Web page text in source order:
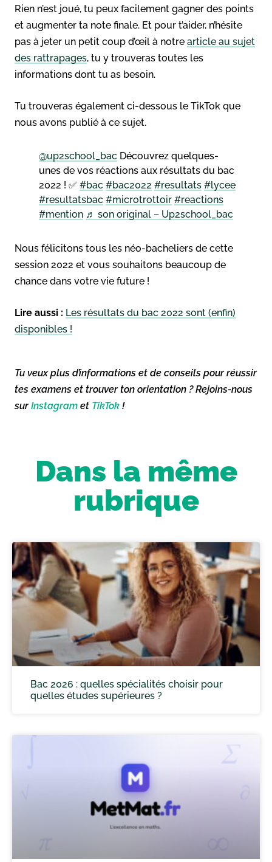
Rien n’est joué, tu peux facilement gagner des points
et augmenter ta note finale. Et pour t’aider, n’hésite
pas à jeter un petit coup d’œil à notre article au sujet
des rattrapages, tu y trouveras toutes les
informations dont tu as besoin.
Tu trouveras également ci-dessous le TikTok que
nous avons publié à ce sujet.
@up2school_bac Découvrez quelques-
unes de vos réactions aux résultats du bac
2022 ! ✅ #bac #bac2022 #resultats #lycee
#resultatsbac #microtrottoir #reactions
#mention ♬ son original – Up2school_bac
Nous félicitons tous les néo-bacheliers de cette
session 2022 et vous souhaitons beaucoup de
chance dans votre vie future !
Lire aussi : Les résultats du bac 2022 sont (enfin)
disponibles !
Tu veux plus d’informations et de conseils pour réussir
tes examens et trouver ton orientation ? Rejoins-nous
surInstagram et TikTok !
Dans la même
rubrique
Bac 2026 : quelles spécialités choisir pour
quelles études supérieures ?